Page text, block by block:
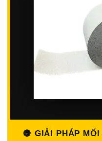
🟡 GIẢI PHÁP